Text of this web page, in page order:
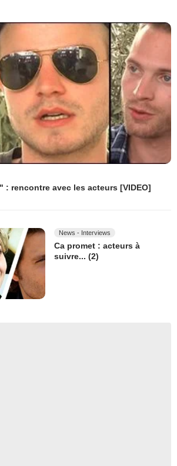
: rencontre avec les acteurs [VIDEO]
News - Interviews
Ca promet : acteurs à
suivre... (2)